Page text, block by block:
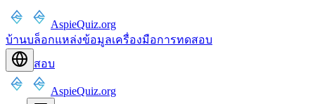
AspieQuiz.org
บ้านบล็อกแหล่งข้อมูลเครื่องมือการทดสอบ
สอบ
AspieQuiz.org